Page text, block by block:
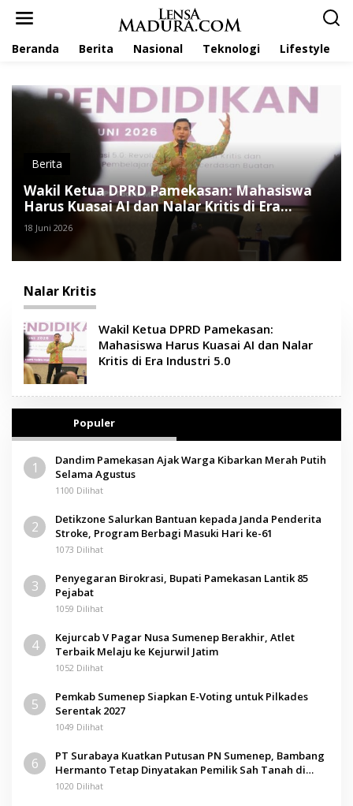
Beranda Berita Nasional Teknologi Lifestyle
Berita
Wakil Ketua DPRD Pamekasan: Mahasiswa
Harus Kuasai AI dan Nalar Kritis di Era
Industri 5.0
18 Juni 2026
Nalar Kritis
Wakil Ketua DPRD Pamekasan:
Mahasiswa Harus Kuasai AI dan Nalar
Kritis di Era Industri 5.0
Populer
1
Dandim Pamekasan Ajak Warga Kibarkan Merah Putih
Selama Agustus
1100 Dilihat
2
Detikzone Salurkan Bantuan kepada Janda Penderita
Stroke, Program Berbagi Masuki Hari ke-61
1073 Dilihat
3
Penyegaran Birokrasi, Bupati Pamekasan Lantik 85
Pejabat
1059 Dilihat
4
Kejurcab V Pagar Nusa Sumenep Berakhir, Atlet
Terbaik Melaju ke Kejurwil Jatim
1052 Dilihat
5
Pemkab Sumenep Siapkan E-Voting untuk Pilkades
Serentak 2027
1049 Dilihat
6
PT Surabaya Kuatkan Putusan PN Sumenep, Bambang
Hermanto Tetap Dinyatakan Pemilik Sah Tanah di
Pamolokan
1020 Dilihat